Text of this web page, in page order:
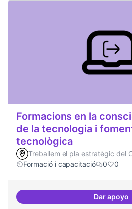
Formacions en la
de la tecnologia i
tecnològica
Treballem el pla estratègic del
Formació i capacitació
0 0
Dar apoyo